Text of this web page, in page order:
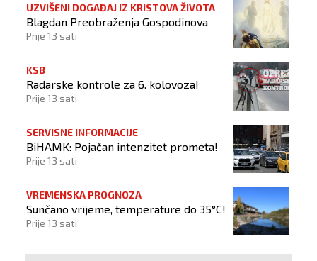
UZVIŠENI DOGAĐAJ IZ KRISTOVA ŽIVOTA
Blagdan Preobraženja Gospodinova
Prije 13 sati
KSB
Radarske kontrole za 6. kolovoza!
Prije 13 sati
SERVISNE INFORMACIJE
BiHAMK: Pojačan intenzitet prometa!
Prije 13 sati
VREMENSKA PROGNOZA
Sunčano vrijeme, temperature do 35°C!
Prije 13 sati